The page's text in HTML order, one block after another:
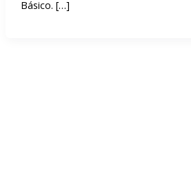
Básico. […]